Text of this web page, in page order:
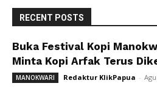
RECENT POSTS
Buka Festival Kopi
Minta Kopi Arfak Terus
MANOKWARI Redaktur KlikPapua -